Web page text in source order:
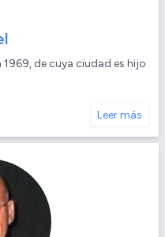
de cuya ciudad es hijo
Leer más